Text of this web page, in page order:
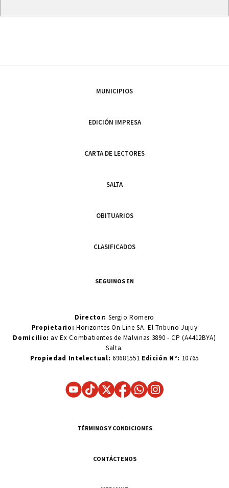
MUNICIPIOS
EDICIÓN IMPRESA
CARTA DE LECTORES
SALTA
OBITUARIOS
CLASIFICADOS
SEGUINOS EN
Director: Sergio Romero
Propietario:Horizontes On Line SA. El Tribuno Jujuy
Domicilio: av Ex Combatientes de Malvinas 3890 - CP (A4412BYA)
Salta.
Propiedad Intelectual: 69681551 Edición N°: 10765
TÉRMINOS Y CONDICIONES
CONTÁCTENOS